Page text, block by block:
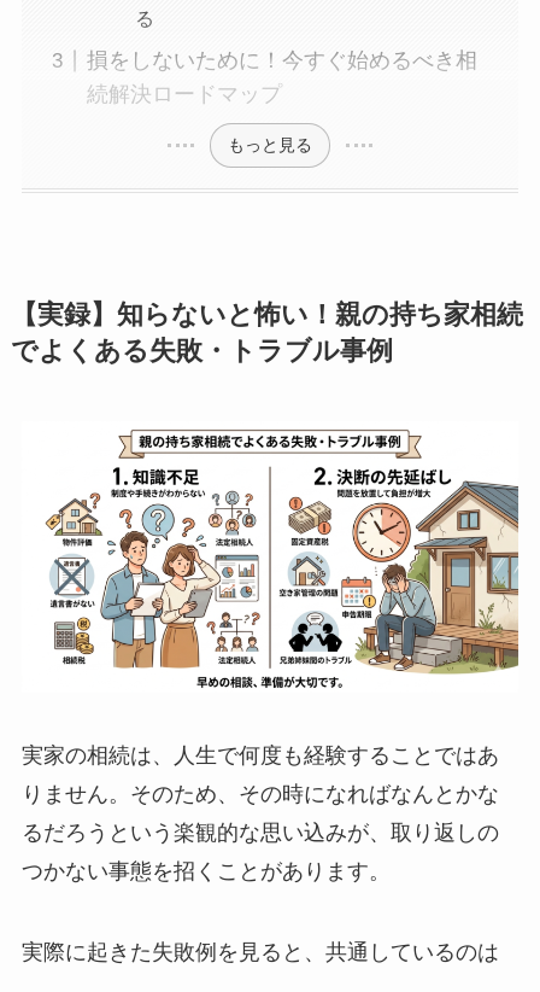
る
損をしないために！今すぐ始めるべき相
続解決ロードマップ
もっと見る
【実録】知らないと怖い！親の持ち家相続
でよくある失敗・トラブル事例
実家の相続は、人生で何度も経験することではあ
りません。そのため、その時になればなんとかな
るだろうという楽観的な思い込みが、取り返しの
つかない事態を招くことがあります。
実際に起きた失敗例を見ると、共通しているのは